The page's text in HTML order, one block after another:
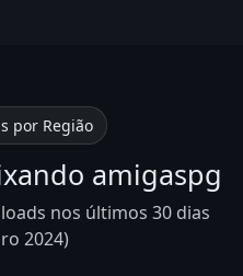
por Região
amigaspg
nos últimos 30 dias
2024)